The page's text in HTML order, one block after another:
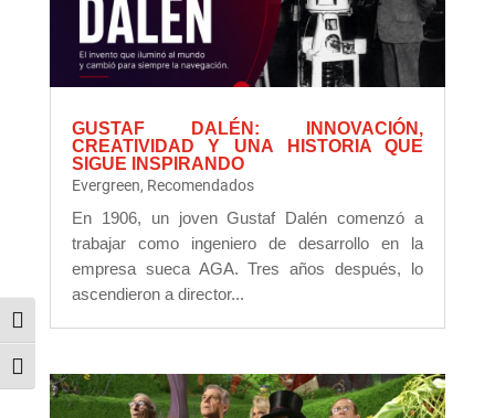
Alternar alto contraste
Alternar tamaño de letra
GUSTAF DALÉN: INNOVACIÓN,
CREATIVIDAD Y UNA HISTORIA QUE
SIGUE INSPIRANDO
Evergreen, Recomendados
En 1906, un joven Gustaf Dalén comenzó a
trabajar como ingeniero de desarrollo en la
empresa sueca AGA. Tres años después, lo
ascendieron a director...